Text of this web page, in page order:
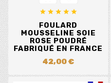
    
FOULARD
MOUSSELINE SOIE
ROSE POUDRÉ
FABRIQUÉ EN FRANCE
42,00 €